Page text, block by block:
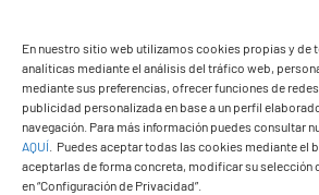
En nuestro sitio web utilizamos cookies propias y de
analíticas mediante el análisis del tráfico web,
mediante sus preferencias, ofrecer funciones de
publicidad personalizada en base a un perfil
navegación. Para más información puedes consultar
AQUÍ
Puedes aceptar todas las cookies mediante el
aceptarlas de forma concreta, modificar su selección
en “Configuración de Privacidad”.
Ayuntamiento de Yaiza